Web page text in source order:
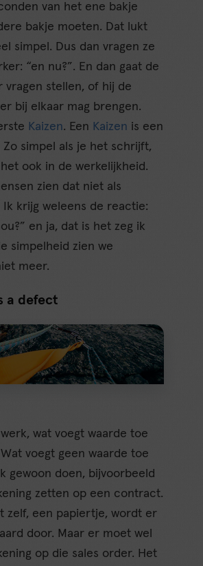
van het ene bakje
bakje moeten. Dat lukt
simpel. Dus dan vragen ze
“en nu?”. En dan gaat de
vragen stellen, of hij de
bij elkaar mag brengen.
Kaizen. Een Kaizen is een
simpel als je het schrijft,
ook in de werkelijkheid.
zien dat niet als
krijg weleens de reactie:
en ja, dat is het zeg ik
simpelheid zien we
meer.
a defect
wat voegt waarde toe
voegt geen waarde toe
gewoon doen, bijvoorbeeld
zetten op een contract.
zelf, een papiertje, wordt er
door. Maar er moet wel
op die sales order. Het